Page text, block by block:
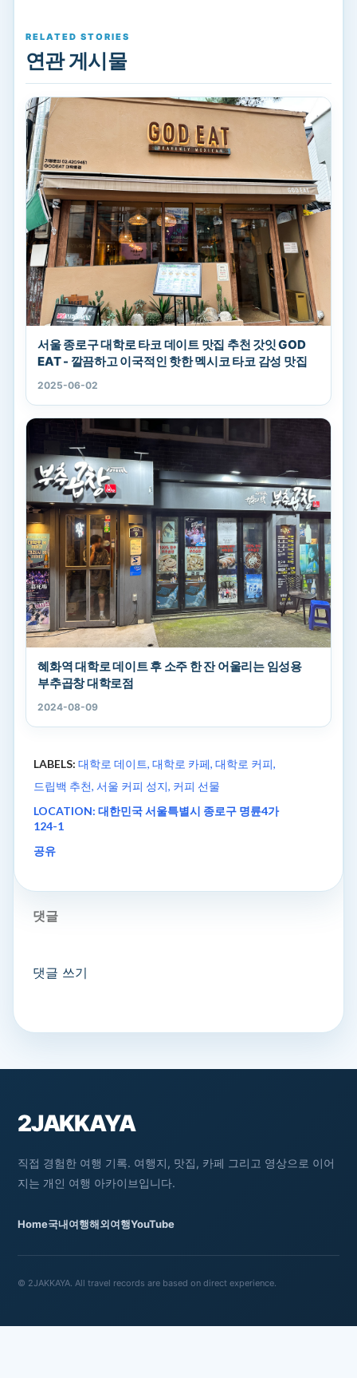
RELATED STORIES
연관 게시물
서울 종로구 대학로 타코 데이트 맛집 추천 갓잇 GOD
EAT - 깔끔하고 이국적인 핫한 멕시코 타코 감성 맛집
2025-06-02
혜화역 대학로 데이트 후 소주 한 잔 어울리는 임성용
부추곱창 대학로점
2024-08-09
LABELS: 대학로 데이트 대학로 카페 대학로 커피
드립백 추천 서울 커피 성지 커피 선물
LOCATION: 대한민국 서울특별시 종로구 명륜4가
124-1
공유
댓글
댓글 쓰기
2JAKKAYA
직접 경험한 여행 기록. 여행지, 맛집, 카페 그리고 영상으로 이어
지는 개인 여행 아카이브입니다.
Home국내여행해외여행YouTube
© 2JAKKAYA. All travel records are based on direct experience.